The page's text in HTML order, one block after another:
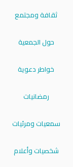
ثقافة ومجتمع
حول الجمعية
خواطر دعوية
رمضانيات
سمعيات ومرئيات
شخصيات وأعلام